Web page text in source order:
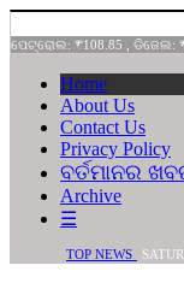
ପେଟ୍ରୋଲ: ₹108.85 , ଡିଜେଲ: ₹
Home
About Us
Contact Us
Privacy Policy
ବର୍ତମାନର
Archive
☰
TOP NEWS